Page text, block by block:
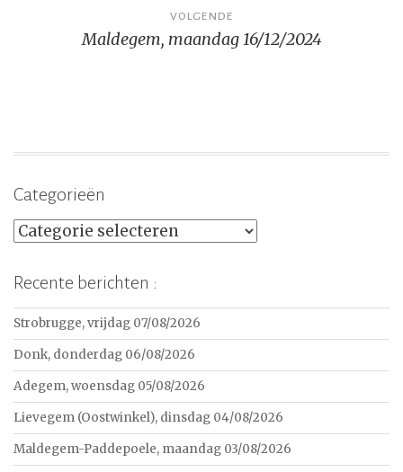
VOLGENDE
Maldegem, maandag 16/12/2024
Categorieën
Categorieën
Recente berichten :
Strobrugge, vrijdag 07/08/2026
Donk, donderdag 06/08/2026
Adegem, woensdag 05/08/2026
Lievegem (Oostwinkel), dinsdag 04/08/2026
Maldegem-Paddepoele, maandag 03/08/2026